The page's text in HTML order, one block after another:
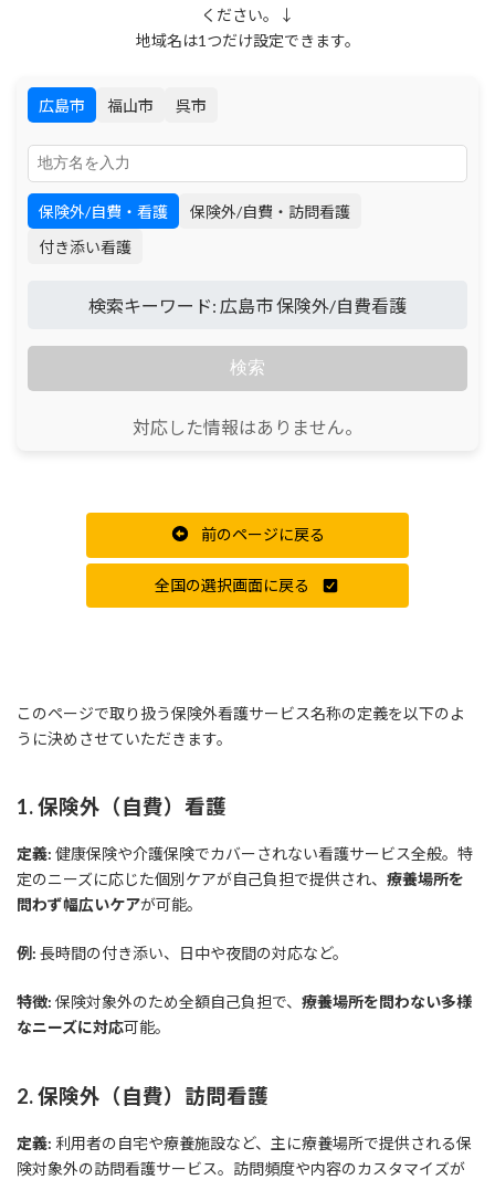
ください。↓
地域名は1つだけ設定できます。
広島市 福山市 呉市
保険外/自費・看護
保険外/自費・訪問看護
付き添い看護
検索キーワード: 広島市 保険外/自費看護
検索
対応した情報はありません。
前のページに戻る
全国の選択画面に戻る
このページで取り扱う保険外看護サービス名称の定義を以下のよ
うに決めさせていただきます。
1. 保険外（自費）看護
定義: 健康保険や介護保険でカバーされない看護サービス全般。特
定のニーズに応じた個別ケアが自己負担で提供され、 療養場所を
問わず幅広いケアが可能。
例: 長時間の付き添い、日中や夜間の対応など。
特徴: 保険対象外のため全額自己負担で、 療養場所を問わない多様
なニーズに対応可能。
2. 保険外（自費）訪問看護
定義: 利用者の自宅や療養施設など、主に療養場所で提供される保
険対象外の訪問看護サービス。訪問頻度や内容のカスタマイズが